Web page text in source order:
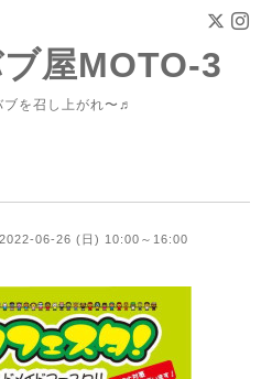
屋MOTO-3
ブを召し上がれ〜♬
06-26 (日) 10:00～16:00